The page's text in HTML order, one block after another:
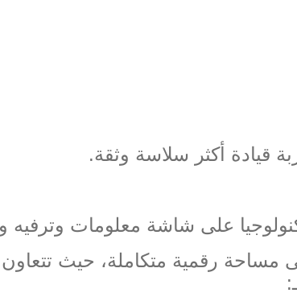
قيادة أكثر سلاسة وثقة.
على شاشة معلومات
مساحة رقمية متكاملة، حيث
: